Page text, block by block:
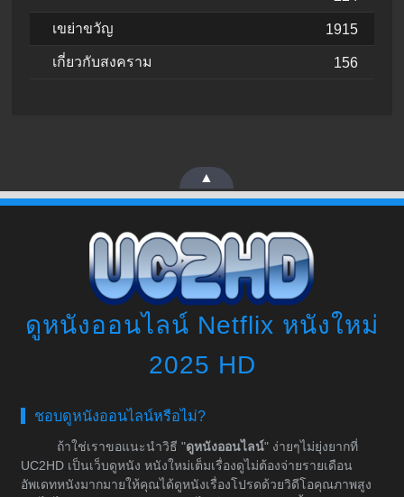
เขย่าขวัญ 1915
เกี่ยวกับสงคราม 156
▲
ดูหนังออนไลน์ Netflix หนังใหม่
2025 HD
ชอบดูหนังออนไลน์หรือไม่?
ถ้าใช่เราขอแนะนำวิธี "ดูหนังออนไลน์" ง่ายๆไม่ยุ่งยากที่
UC2HD เป็นเว็บดูหนัง หนังใหม่เต็มเรื่องดูไม่ต้องจ่ายรายเดือน
อัพเดทหนังมากมายให้คุณได้ดูหนังเรื่องโปรดด้วยวิดีโอคุณภาพสูง